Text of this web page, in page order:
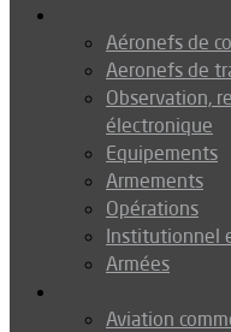
Aéronefs de
Aeronefs de
Observation,
électronique
Equipements
Armements
Opérations
Institutionnel
Armées
Aviation